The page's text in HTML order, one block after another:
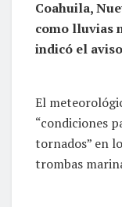
Coahuila,
como lluvias
indicó el
El
“condiciones
tornados” en
trombas